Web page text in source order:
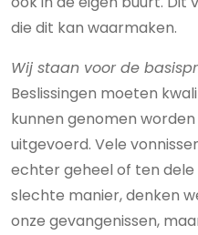
die dit kan waarmaken.
Wij staan voor de
Beslissingen moeten
kunnen genomen
uitgevoerd. Vele
echter geheel of ten
slechte manier, denken
onze gevangenissen,